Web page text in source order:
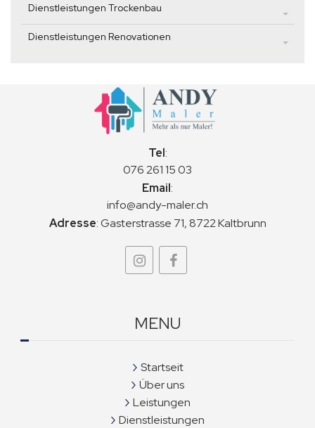
Dienstleistungen Trockenbau
Dienstleistungen Renovationen
Tel:
076 261 15 03
Email:
info@andy-maler.ch
Adresse:Gasterstrasse 71, 8722 Kaltbrunn
MENU
Startseit
Über uns
Leistungen
Dienstleistungen